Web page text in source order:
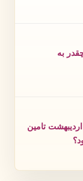
به
اردیبهشت تامین